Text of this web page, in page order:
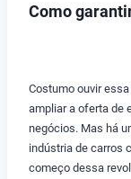
Como
Costumo ouvir
ampliar a oferta de
negócios. Mas há
indústria de carros
começo dessa